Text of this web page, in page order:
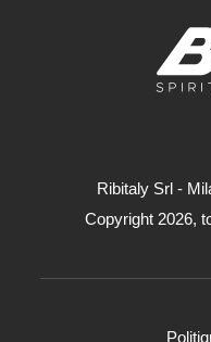
Ribitaly Srl -
Copyright 2026,